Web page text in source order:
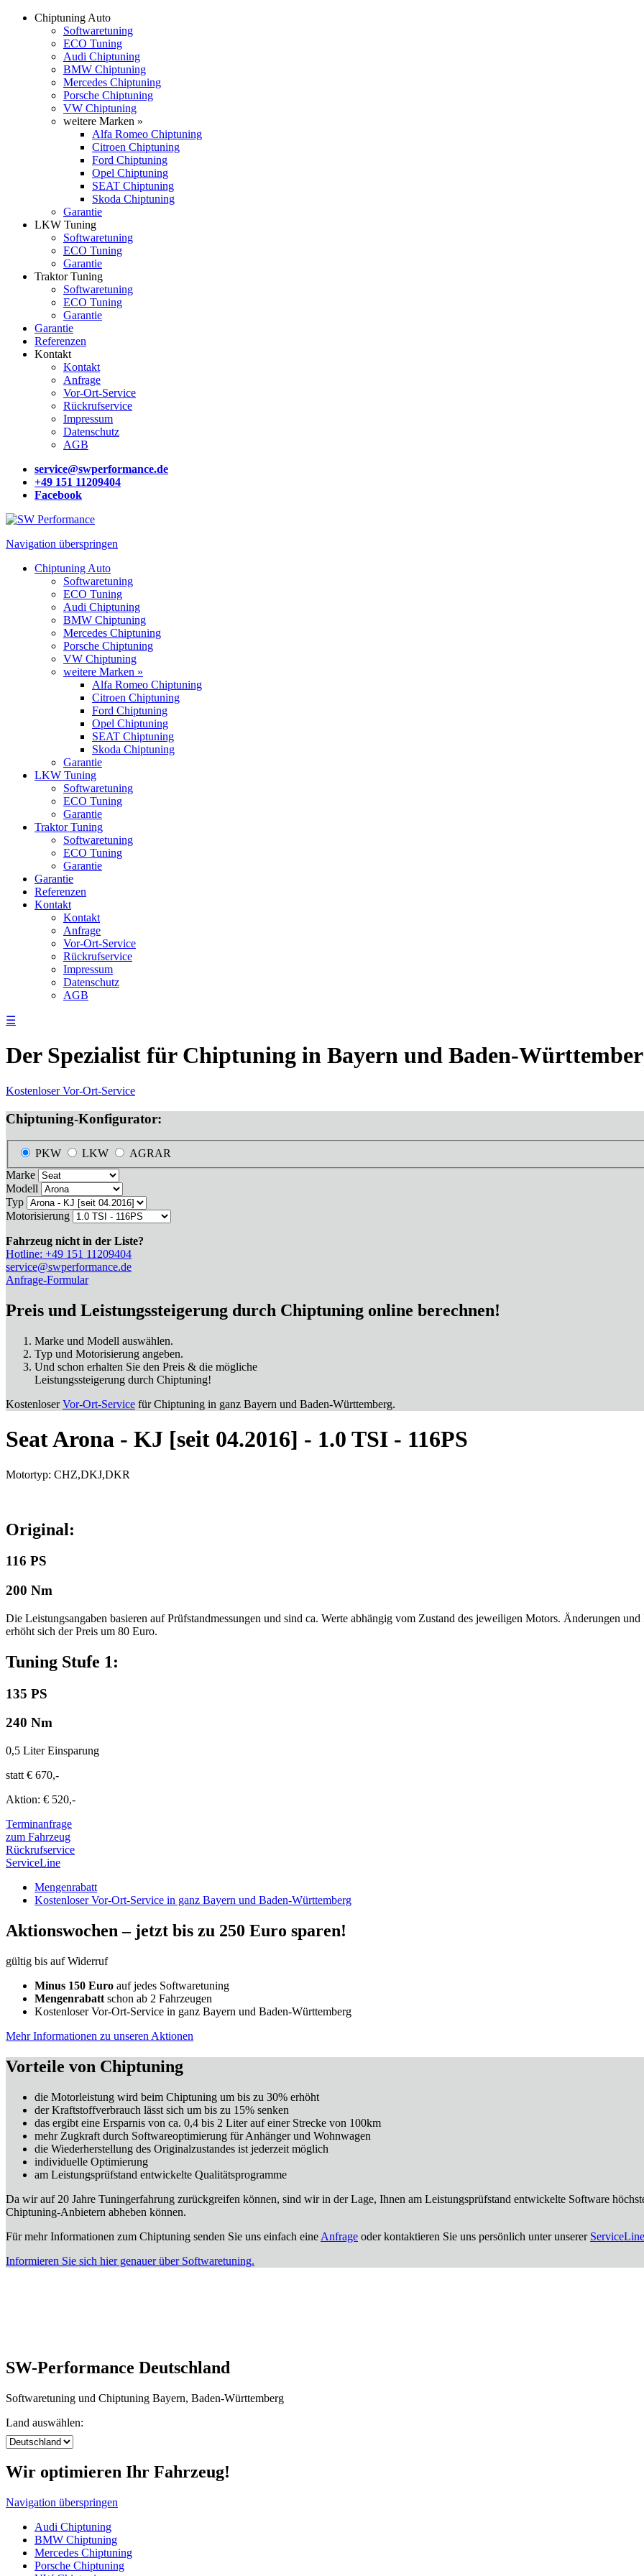
Chiptuning Auto
Softwaretuning
ECO Tuning
Audi Chiptuning
BMW Chiptuning
Mercedes Chiptuning
Porsche Chiptuning
VW Chiptuning
weitere Marken »
Alfa Romeo Chiptuning
Citroen Chiptuning
Ford Chiptuning
Opel Chiptuning
SEAT Chiptuning
Skoda Chiptuning
Garantie
LKW Tuning
Softwaretuning
ECO Tuning
Garantie
Traktor Tuning
Softwaretuning
ECO Tuning
Garantie
Garantie
Referenzen
Kontakt
Kontakt
Anfrage
Vor-Ort-Service
Rückrufservice
Impressum
Datenschutz
AGB
service@swperformance.de
+49 151 11209404
Facebook
Navigation überspringen
Chiptuning Auto
Softwaretuning
ECO Tuning
Audi Chiptuning
BMW Chiptuning
Mercedes Chiptuning
Porsche Chiptuning
VW Chiptuning
weitere Marken »
Alfa Romeo Chiptuning
Citroen Chiptuning
Ford Chiptuning
Opel Chiptuning
SEAT Chiptuning
Skoda Chiptuning
Garantie
LKW Tuning
Softwaretuning
ECO Tuning
Garantie
Traktor Tuning
Softwaretuning
ECO Tuning
Garantie
Garantie
Referenzen
Kontakt
Kontakt
Anfrage
Vor-Ort-Service
Rückrufservice
Impressum
Datenschutz
AGB
☰
Der Spezialist für Chiptuning in Bayern und Baden-
Kostenloser Vor-Ort-Service
Chiptuning-Konfigurator:
PKW LKW
AGRAR
Marke
Modell
Typ
Motorisierung
Fahrzeug nicht in der Liste?
Hotline: +49 151 11209404
service@swperformance.de
Anfrage-Formular
Preis und Leistungssteigerung durch Chiptuning online berechnen!
Marke und Modell auswählen.
Typ und Motorisierung angeben.
Und schon erhalten Sie den Preis & die mögliche
Leistungssteigerung durch Chiptuning!
KostenloserVor-Ort-Service für Chiptuning in ganz Bayern und Baden-Württemberg.
Seat Arona - KJ [seit 04.2016] - 1.0 TSI - 116PS
Motortyp: CHZ,DKJ,DKR
Original:
116 PS
200 Nm
Die Leistungsangaben basieren auf Prüfstandmessungen und sind ca. Werte abhängig vom Zustand des jeweiligen Motors. Änderungen
erhöht sich der Preis um 80 Euro.
Tuning Stufe 1:
135 PS
240 Nm
0,5 Liter Einsparung
statt € 670,-
Aktion: € 520,-
Terminanfrage
zum Fahrzeug
Rückrufservice
ServiceLine
Mengenrabatt
Kostenloser Vor-Ort-Service in ganz Bayern und Baden-Württemberg
Aktionswochen – jetzt bis zu 250 Euro sparen!
gültig bis auf Widerruf
Minus 150 Euro auf jedes Softwaretuning
Mengenrabatt schon ab 2 Fahrzeugen
Kostenloser Vor-Ort-Service in ganz Bayern und Baden-Württemberg
Mehr Informationen zu unseren Aktionen
Vorteile von Chiptuning
die Motorleistung wird beim Chiptuning um bis zu 30% erhöht
der Kraftstoffverbrauch lässt sich um bis zu 15% senken
das ergibt eine Ersparnis von ca. 0,4 bis 2 Liter auf einer Strecke von 100km
mehr Zugkraft durch Softwareoptimierung für Anhänger und Wohnwagen
die Wiederherstellung des Originalzustandes ist jederzeit möglich
individuelle Optimierung
am Leistungsprüfstand entwickelte Qualitätsprogramme
Da wir auf 20 Jahre Tuningerfahrung zurückgreifen können, sind wir in der Lage, Ihnen am Leistungsprüfstand entwickelte Software
Chiptuning-Anbietern abheben können.
Für mehr Informationen zum Chiptuning senden Sie uns einfach eine Anfrage oder kontaktieren Sie uns persönlich unter unserer
Informieren Sie sich hier genauer über Softwaretuning.
SW-Performance Deutschland
Softwaretuning und Chiptuning Bayern, Baden-Württemberg
Land auswählen:
Wir optimieren Ihr Fahrzeug!
Navigation überspringen
Audi Chiptuning
BMW Chiptuning
Mercedes Chiptuning
Porsche Chiptuning